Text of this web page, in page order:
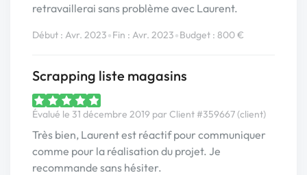
retravaillerai sans problème avec Laurent.
Début : Avr. 2023•Fin : Avr. 2023•Budget : 800 €
Scrapping liste magasins
Évalué le 31 décembre 2019 par Client #359667 (client)
Très bien, Laurent est réactif pour communiquer
comme pour la réalisation du projet. Je
recommande sans hésiter.